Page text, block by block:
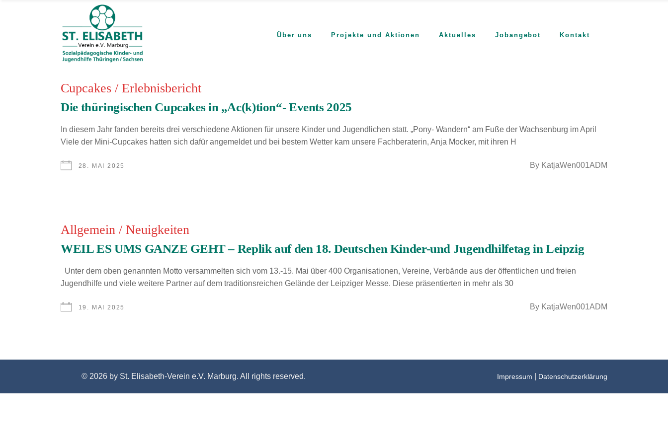
Über uns
Wo wir arbeiten
Wofür wir es tun
Projekte und Aktionen Aktuelles Jobangebot Kontakt
Cupcakes / Erlebnisbericht
Die thüringischen Cupcakes in „Ac(k)tion“- Events 2025
In diesem Jahr fanden bereits drei verschiedene Aktionen für unsere Kinder und Jugendlichen statt. „Pony- Wandern“ am Fuße der Wachsenburg im April
Viele der Mini-Cupcakes hatten sich dafür angemeldet und bei bestem Wetter kam unsere Fachberaterin, Anja Mocker, mit ihren H
28. MAI 2025 By KatjaWen001ADM
Allgemein / Neuigkeiten
WEIL ES UMS GANZE GEHT – Replik auf den 18. Deutschen Kinder-und Jugendhilfetag in Leipzig
Unter dem oben genannten Motto versammelten sich vom 13.-15. Mai über 400 Organisationen, Vereine, Verbände aus der öffentlichen und freien
Jugendhilfe und viele weitere Partner auf dem traditionsreichen Gelände der Leipziger Messe. Diese präsentierten in mehr als 30
19. MAI 2025 By KatjaWen001ADM
© 2026 by St. Elisabeth-Verein e.V. Marburg. All rights reserved. Impressum Datenschutzerklärung